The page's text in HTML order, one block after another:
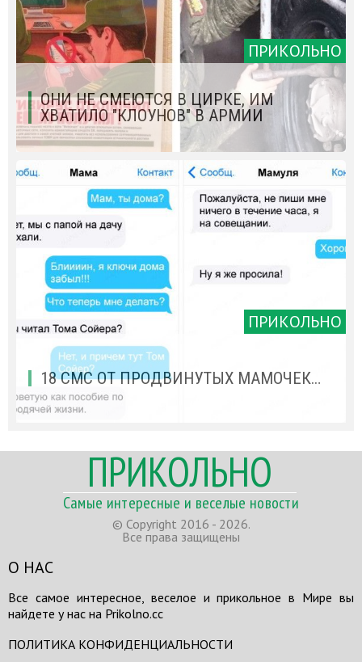
ПРИКОЛЬНО
ОНИ НЕ СМЕЮТСЯ В ЦИРКЕ, ИМ
ХВАТИЛО "КЛОУНОВ" В АРМИИ
ПРИКОЛЬНО
18 СМС ОТ ПРОДВИНУТЫХ МАМОЧЕК…
ПРИКОЛЬНО
Самые интересные и веселые новости
© Copyright 2016 - 2026.
Все права защищены
О НАС
Все самое интересное, веселое и прикольное в Мире вы
найдете у нас на Prikolno.cc
ПОЛИТИКА КОНФИДЕНЦИАЛЬНОСТИ